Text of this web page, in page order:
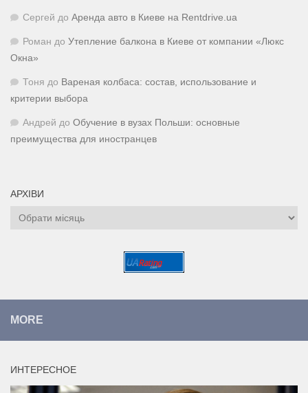
Сергей до Аренда авто в Киеве на Rentdrive.ua
Роман до Утепление балкона в Киеве от компании «Люкс
Окна»
Тоня до Вареная колбаса: состав, использование и
критерии выбора
Андрей до Обучение в вузах Польши: основные
преимущества для иностранцев
АРХІВИ
Архіви
MORE
ИНТЕРЕСНОЕ